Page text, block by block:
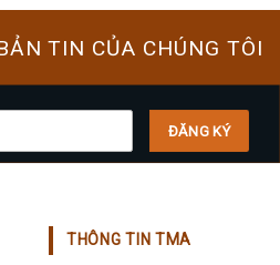
TIN CỦA CHÚNG TÔI
THÔNG TIN TMA